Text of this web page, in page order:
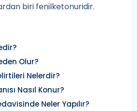
biri fenilketonuridir.
Olur?
Nelerdir?
Nasıl Konur?
Neler Yapılır?